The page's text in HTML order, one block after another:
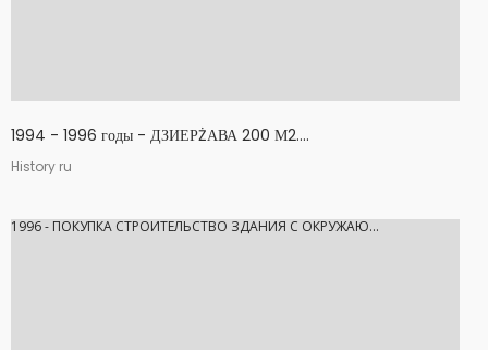
1994 - 1996 годы - ДЗИЕРŻАВА 200 М2....
History ru
1996 - ПОКУПКА СТРОИТЕЛЬСТВО ЗДАНИЯ С ОКРУЖАЮ...